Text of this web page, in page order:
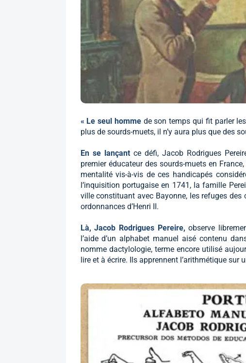
« Le seul homme de son temps qui fit parler
plus de sourds-muets, il n’y aura plus que des
En se lançant ce défi, Jacob Rodrigues
premier éducateur des sourds-muets en
mentalité vis-à-vis de ces handicapés
l’inquisition portugaise en 1741, la famille
ville constituant avec Bayonne, les refuges
ordonnances d’Henri II.
Là, Jacob Rodrigues Pereire,observe
l’aide d’un alphabet manuel aisé contenu
nomme dactylologie, terme encore utilisé
lire et à écrire. Ils apprennent l’arithmétique sur